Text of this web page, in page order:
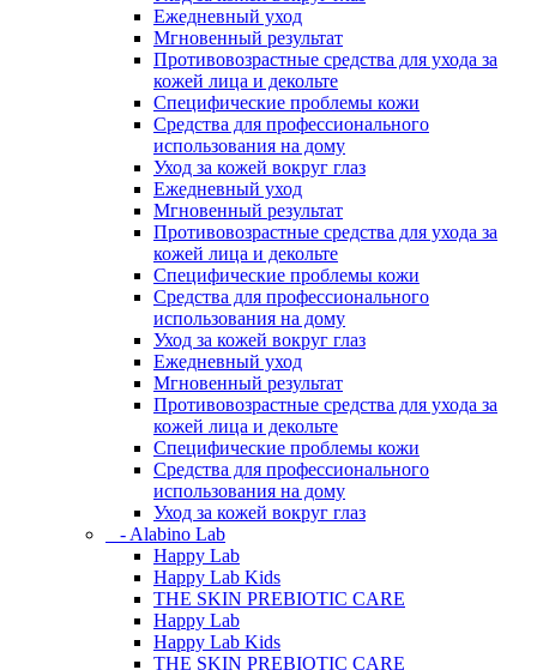
Ежедневный уход
Мгновенный результат
Противовозрастные средства для ухода за
кожей лица и декольте
Специфические проблемы кожи
Средства для профессионального
использования на дому
Уход за кожей вокруг глаз
Ежедневный уход
Мгновенный результат
Противовозрастные средства для ухода за
кожей лица и декольте
Специфические проблемы кожи
Средства для профессионального
использования на дому
Уход за кожей вокруг глаз
Ежедневный уход
Мгновенный результат
Противовозрастные средства для ухода за
кожей лица и декольте
Специфические проблемы кожи
Средства для профессионального
использования на дому
Уход за кожей вокруг глаз
- Alabino Lab
Happy Lab
Happy Lab Kids
THE SKIN PREBIOTIC CARE
Happy Lab
Happy Lab Kids
THE SKIN PREBIOTIC CARE